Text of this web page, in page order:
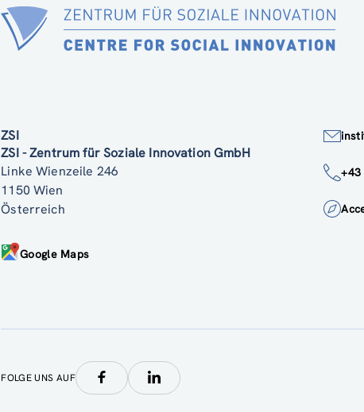
ZSI
ZSI - Zentrum für Soziale Innovation GmbH
Linke Wienzeile 246
1150 Wien
Österreich
Google Maps
+43
FOLGE UNS AUF